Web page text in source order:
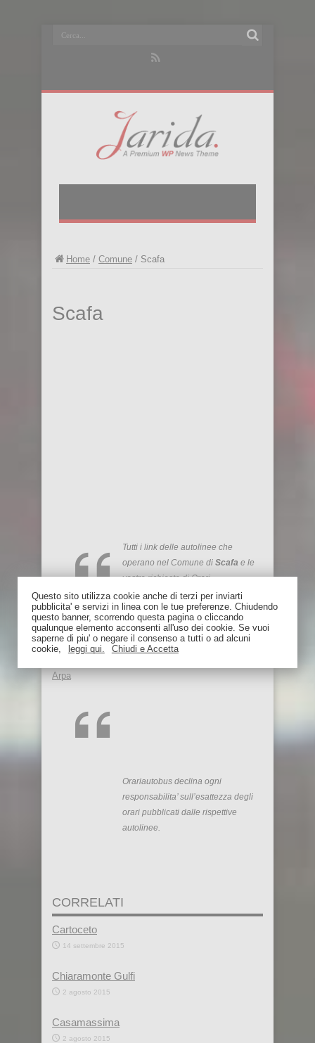
Home / Comune / Scafa
Scafa
Tutti i link delle autolinee che
operano nel Comune di Scafa e le
vostre richieste di Orari
Risparmia fino al 75% rispetto al
treno: trova un passaggio in auto su
BlaBlaCar!
Arpa
Orariautobus declina ogni
responsabilita’ sull’esattezza degli
orari pubblicati dalle rispettive
autolinee.
CORRELATI
Cartoceto
14 settembre 2015
Chiaramonte Gulfi
2 agosto 2015
Casamassima
2 agosto 2015
Questo sito utilizza cookie anche di terzi per inviarti
pubblicita' e servizi in linea con le tue preferenze. Chiudendo
questo banner, scorrendo questa pagina o cliccando
qualunque elemento acconsenti all'uso dei cookie. Se vuoi
saperne di piu' o negare il consenso a tutti o ad alcuni
cookie,
leggi qui. Chiudi e Accetta